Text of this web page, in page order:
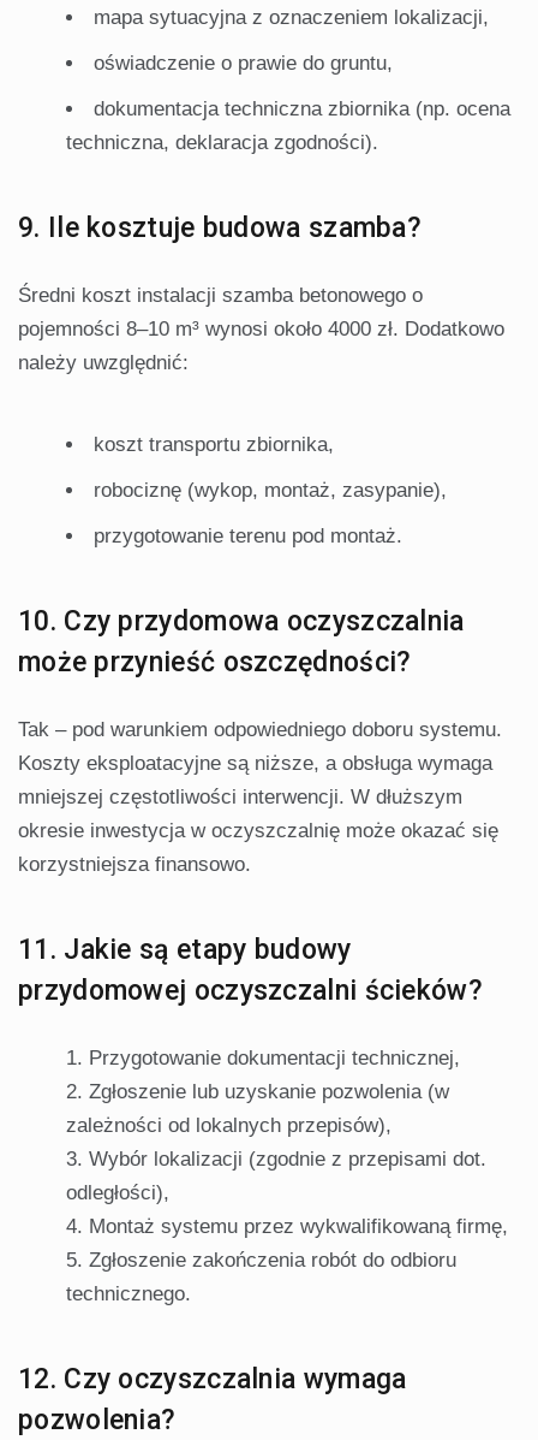
mapa sytuacyjna z oznaczeniem lokalizacji,
oświadczenie o prawie do gruntu,
dokumentacja techniczna zbiornika (np. ocena
techniczna, deklaracja zgodności).
9. Ile kosztuje budowa szamba?
Średni koszt instalacji szamba betonowego o
pojemności 8–10 m³ wynosi około 4000 zł. Dodatkowo
należy uwzględnić:
koszt transportu zbiornika,
robociznę (wykop, montaż, zasypanie),
przygotowanie terenu pod montaż.
10. Czy przydomowa oczyszczalnia
może przynieść oszczędności?
Tak – pod warunkiem odpowiedniego doboru systemu.
Koszty eksploatacyjne są niższe, a obsługa wymaga
mniejszej częstotliwości interwencji. W dłuższym
okresie inwestycja w oczyszczalnię może okazać się
korzystniejsza finansowo.
11. Jakie są etapy budowy
przydomowej oczyszczalni ścieków?
Przygotowanie dokumentacji technicznej,
Zgłoszenie lub uzyskanie pozwolenia (w
zależności od lokalnych przepisów),
Wybór lokalizacji (zgodnie z przepisami dot.
odległości),
Montaż systemu przez wykwalifikowaną firmę,
Zgłoszenie zakończenia robót do odbioru
technicznego.
12. Czy oczyszczalnia wymaga
pozwolenia?